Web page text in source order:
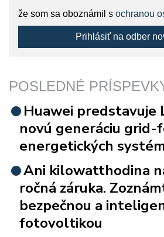
že som sa oboznámil s ochranou
Prihlásiť na odber
POSLEDNÉ
Huawei predstavuje
novú generáciu grid-
energetických
Ani kilowatthodina
ročná záruka.
bezpečnou a
fotovoltikou